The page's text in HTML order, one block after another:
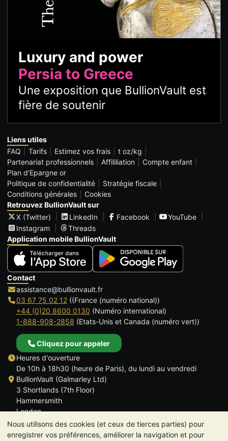
Nous utilisons des cookies (et ceux de tierces parties) pour
enregistrer vos préférences, améliorer la navigation et pour
Luxury and power
Persia to Greece
Une exposition que BullionVault est
fière de soutenir
Liens utiles
FAQ
Tarifs Estimez vos frais
t oz/kg
Partenariat professionnels
Affililiation
Compte enfant
Plan d'Epargne or
Politique de confidentialité
Stratégie fiscale
Conditions générales
Cookies
Retrouvez BullionVault sur
X (Twitter)
LinkedIn Facebook
YouTube
Instagram
Threads
Application mobile BullionVault
Contact
assistance@bullionvault.fr
03 67 75 02 12((France (numéro national))
+44 (0)20 8600 0130 (Numéro international)
1-888-908-2858 (Etats-Unis et Canada (numéro vert))
Cliquez pour appeler
Heures d'ouverture
De 10h à 18h30 (heure de Paris), du lundi au vendredi
BullionVault (Galmarley Ltd)
3 Shortlands (7th Floor)
Hammersmith
London
W6 8DA
ROYAUME UNI